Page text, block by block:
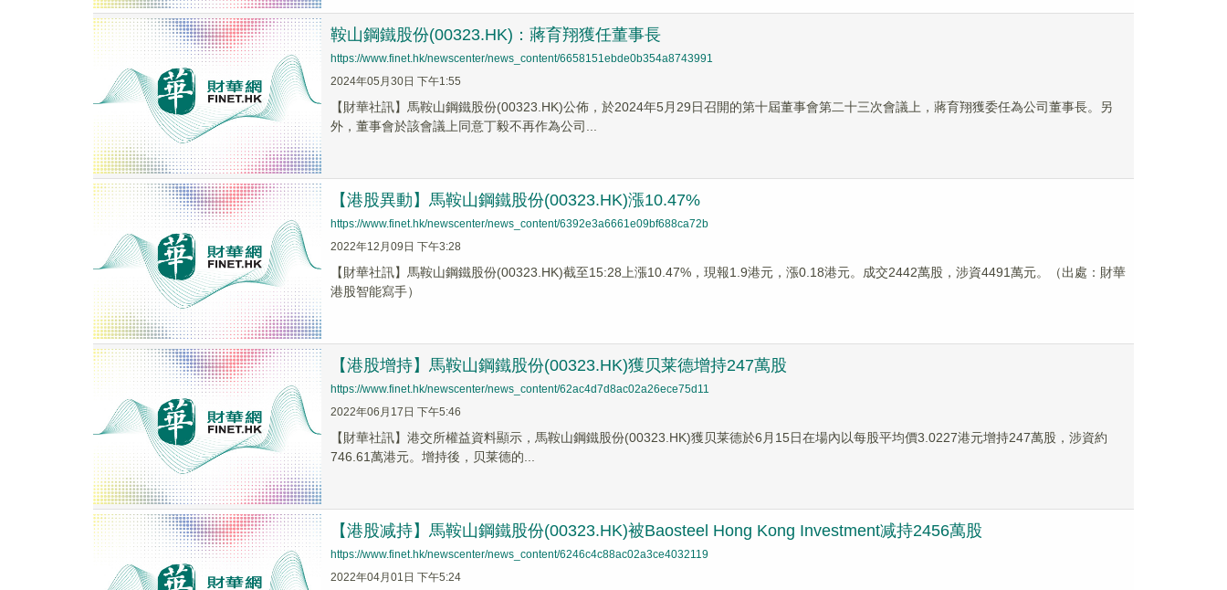
鞍山鋼鐵股份(00323.HK)：蔣育翔獲任董事長
https://www.finet.hk/newscenter/news_content/6658151ebde0b354a8743991
2024年05月30日 下午1:55
【財華社訊】馬鞍山鋼鐵股份(00323.HK)公佈，於2024年5月29日召開的第十屆董事會第二十三次會議上，蔣育翔獲委任為公司董事長。另
外，董事會於該會議上同意丁毅不再作為公司...
【港股異動】馬鞍山鋼鐵股份(00323.HK)漲10.47%
https://www.finet.hk/newscenter/news_content/6392e3a6661e09bf688ca72b
2022年12月09日 下午3:28
【財華社訊】馬鞍山鋼鐵股份(00323.HK)截至15:28上漲10.47%，現報1.9港元，漲0.18港元。成交2442萬股，涉資4491萬元。（出處：財華
港股智能寫手）
【港股增持】馬鞍山鋼鐵股份(00323.HK)獲贝莱德增持247萬股
https://www.finet.hk/newscenter/news_content/62ac4d7d8ac02a26ece75d11
2022年06月17日 下午5:46
【財華社訊】港交所權益資料顯示，馬鞍山鋼鐵股份(00323.HK)獲贝莱德於6月15日在場內以每股平均價3.0227港元增持247萬股，涉資約
746.61萬港元。增持後，贝莱德的...
【港股减持】馬鞍山鋼鐵股份(00323.HK)被Baosteel Hong Kong Investment减持2456萬股
https://www.finet.hk/newscenter/news_content/6246c4c88ac02a3ce4032119
2022年04月01日 下午5:24